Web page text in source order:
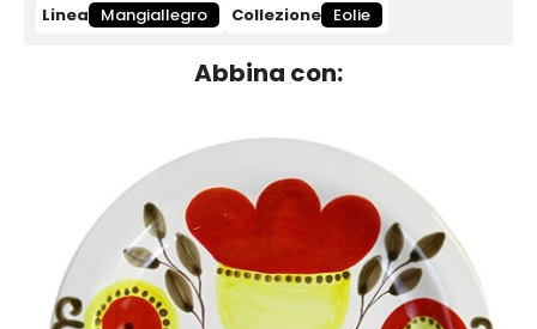
Linea
Mangiallegro Collezione Eolie
Abbina con: